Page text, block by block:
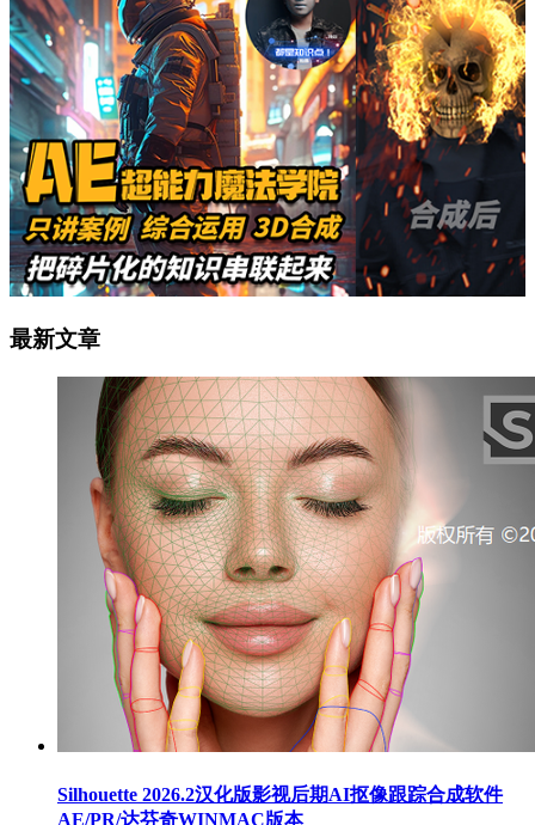
最新文章
Silhouette 2026.2汉化版影视后期AI抠像跟踪合成软件
AE/PR/达芬奇WINMAC版本